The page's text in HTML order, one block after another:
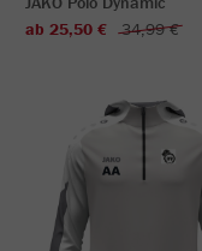
ab 25,50 €
34,99 €